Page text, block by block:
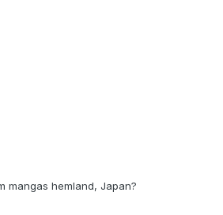
mangas hemland, Japan?